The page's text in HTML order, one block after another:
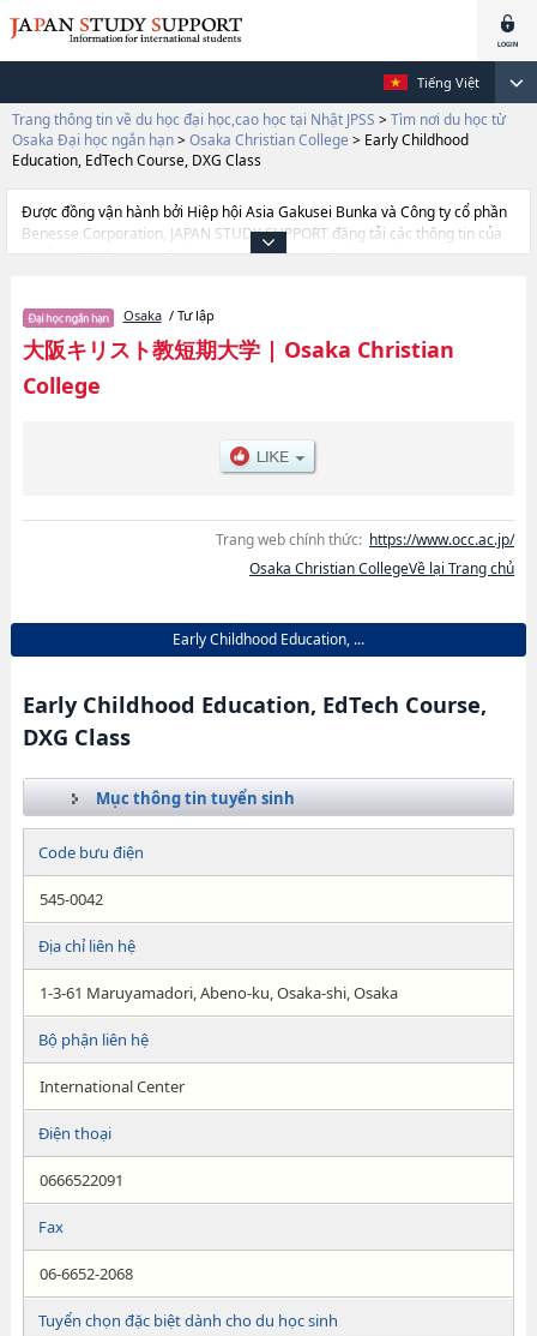
Tiếng Việt
Trang thông tin về du học đại học,cao học tại Nhật JPSS > Tìm nơi du học từ
Osaka Đại học ngắn hạn> Osaka Christian College > Early Childhood
Education, EdTech Course, DXG Class
Được đồng vận hành bởi Hiệp hội Asia Gakusei Bunka và Công ty cổ phần
Benesse Corporation, JAPAN STUDY SUPPORT đăng tải các thông tin của
khoảng 1.300 trường đại học, cao học, trường đại học ngắn hạn, trường
tin cần thiết dành cho du học sinh, như là về các Ngành Early Childhood
Education, EdTech Course, DXG Class, thông tin về từng ngành học, thông
tin liên quan đến thi tuyển như số lượng tuyển sinh, số lượng trúng tuyển,
cở sở trang thiết bị, hướng dẫn địa điểm v.v...
Osaka/ Tư lập
大阪キリスト教短期大学| Osaka Christian
College
Trang web chính thức: https://www.occ.ac.jp/
Osaka Christian CollegeVề lại Trang chủ
Early Childhood Education, ...
Early Childhood Education, EdTech Course,
DXG Class
Mục thông tin tuyển sinh
Code bưu điện
545-0042
Địa chỉ liên hệ
1-3-61 Maruyamadori, Abeno-ku, Osaka-shi, Osaka
Bộ phận liên hệ
International Center
Điện thoại
0666522091
Fax
06-6652-2068
Tuyển chọn đặc biệt dành cho du học sinh